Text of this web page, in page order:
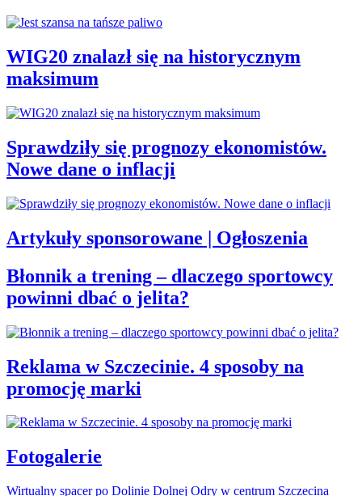
WIG20 znalazł się na historycznym
maksimum
Sprawdziły się prognozy ekonomistów.
Nowe dane o inflacji
Artykuły sponsorowane | Ogłoszenia
Błonnik a trening – dlaczego sportowcy
powinni dbać o jelita?
Reklama w Szczecinie. 4 sposoby na
promocję marki
Fotogalerie
Wirtualny spacer po Dolinie Dolnej Odry w centrum Szczecina